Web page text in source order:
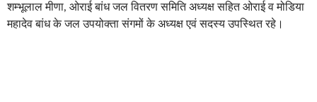
शम्भूलाल मीणा, ओराई बांध जल वितरण समिति अध्यक्ष सहित ओराई व मोडिया
महादेव बांध के जल उपयोक्ता संगमों के अध्यक्ष एवं सदस्य उपस्थित रहे।